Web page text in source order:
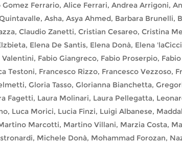
Ferrario, Alice Ferrari, Andrea Arrigoni,
Asha, Asya Ahmed, Barbara Brunelli,
Claudio Zanetti, Cristian Cesareo, Cristina
Elena De Santis, Elena Donà, Elena
Fabio Giangreco, Fabio Proserpio,
Testoni, Francesco Rizzo, Francesco
Gloria Tasso, Glorianna Bianchetta,
Fagetti, Laura Molinari, Laura Pellegatta,
Luca Morici, Lucia Finzi, Luigi Albanese,
Marcotti, Martino Villani, Marzia Costa,
Michele Donà, Mohammad Forozan,